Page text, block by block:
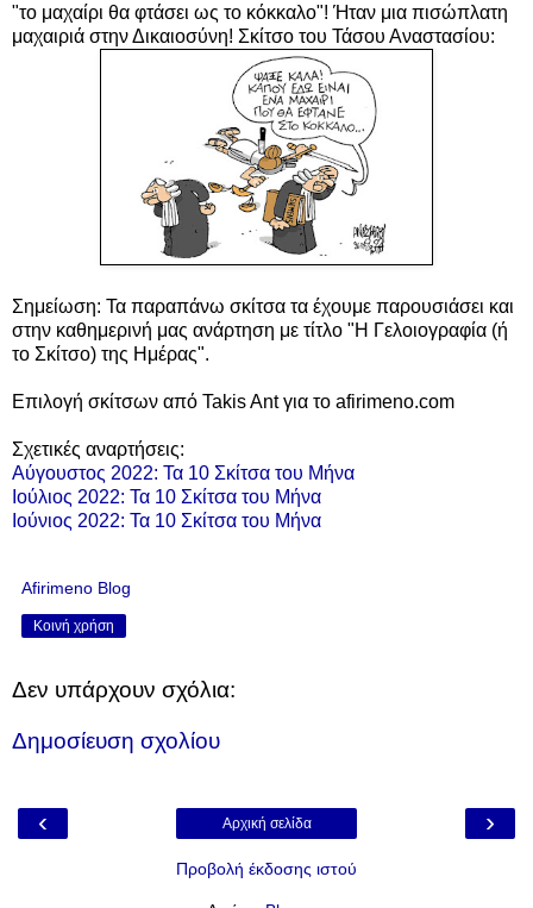
"το μαχαίρι θα φτάσει ως το κόκκαλο"! Ήταν μια πισώπλατη
μαχαιριά στην Δικαιοσύνη! Σκίτσο του Τάσου Αναστασίου:
Σημείωση: Τα παραπάνω σκίτσα τα έχουμε παρουσιάσει και
στην καθημερινή μας ανάρτηση με τίτλο "Η Γελοιογραφία (ή
το Σκίτσο) της Ημέρας".
Επιλογή σκίτσων από Takis Ant για το afirimeno.com
Σχετικές αναρτήσεις:
Αύγουστος 2022: Τα 10 Σκίτσα του Μήνα
Ιούλιος 2022: Τα 10 Σκίτσα του Μήνα
Ιούνιος 2022: Τα 10 Σκίτσα του Μήνα
Afirimeno Blog
Κοινή χρήση
Δεν υπάρχουν σχόλια:
Δημοσίευση σχολίου
‹ ›
Αρχική σελίδα
Προβολή έκδοσης ιστού